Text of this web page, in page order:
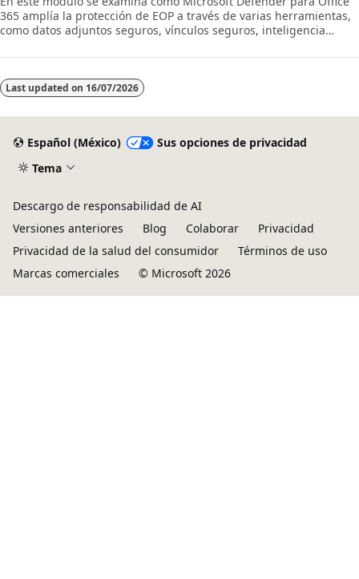
365 amplía la protección de EOP a través de varias herramientas,
como datos adjuntos seguros, vínculos seguros, inteligencia
permitidos o bloqueados de inquilinos.
Last updated on 16/07/2026
Español (México)
Sus opciones de privacidad
Tema
Descargo de responsabilidad de AI
Versiones anteriores
Blog Colaborar
Privacidad
Privacidad de la salud del consumidor
Términos de uso
Marcas comerciales
© Microsoft 2026